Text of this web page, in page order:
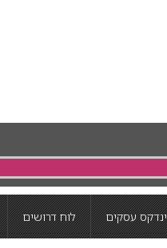
עסקים לוח דרושים